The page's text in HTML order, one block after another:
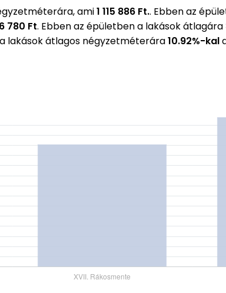
ami1 115 886 Ft.. Ebben az
780 Ft. Ebben az épületben a lakások átlagára
lakások átlagos négyzetméterára10.92%-kal